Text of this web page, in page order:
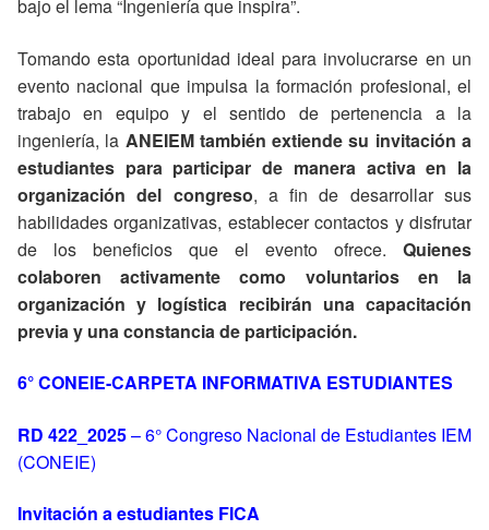
bajo el lema “Ingeniería que inspira”.
Tomando esta oportunidad ideal para involucrarse en un
evento nacional que impulsa la formación profesional, el
trabajo en equipo y el sentido de pertenencia a la
ingeniería, la ANEIEM también extiende su invitación a
estudiantes para participar de manera activa en la
organización del congreso, a fin de desarrollar sus
habilidades organizativas, establecer contactos y disfrutar
de los beneficios que el evento ofrece. Quienes
colaboren activamente como voluntarios en la
organización y logística recibirán una capacitación
previa y una constancia de participación.
6° CONEIE-CARPETA INFORMATIVA ESTUDIANTES
RD 422_2025– 6° Congreso Nacional de Estudiantes IEM
(CONEIE)
Invitación a estudiantes FICA